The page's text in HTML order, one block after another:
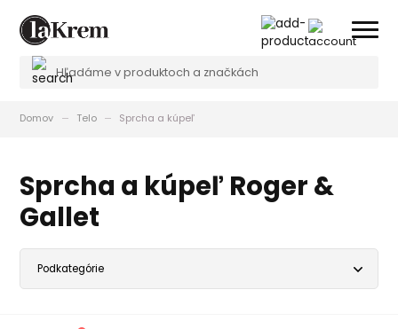
Domov Telo Sprcha a kúpeľ
Sprcha a kúpeľ Roger &
Gallet